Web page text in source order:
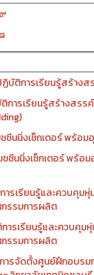
พื่อรองรับสถานการ
ติการเรียนรู้สร้างส
ารเรียนรู้สร้างสรร
ชีนนิ่งเซ็กเตอร์ พร้อ
ชีนนิ่งเซ็กเตอร์ พร้อม
รเรียนรู้และควบคุมหุ่
กรรมการผลิต